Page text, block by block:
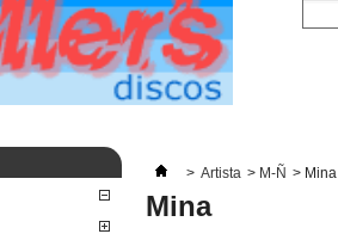
> Artista > M-Ñ > Mina
Mina